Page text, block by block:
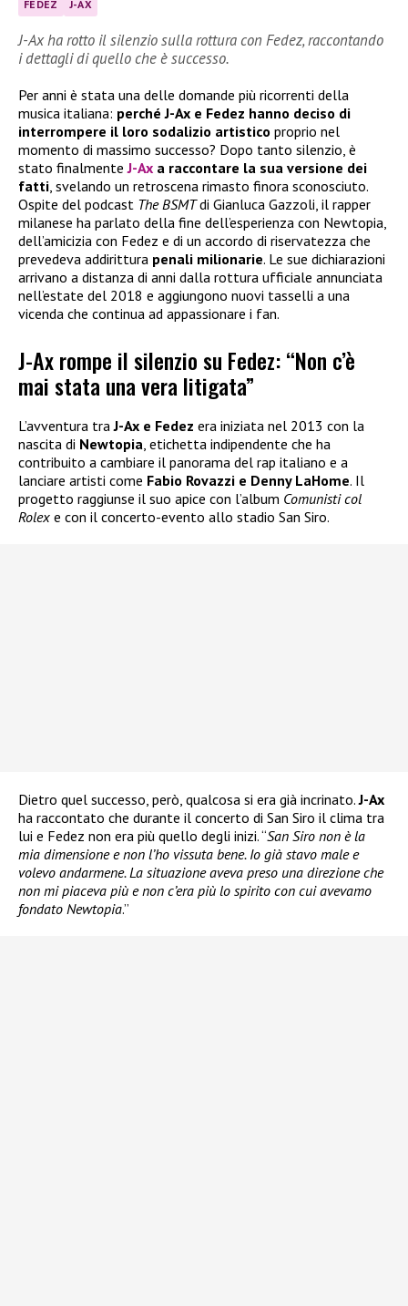
FEDEZ J-AX
J-Ax ha rotto il silenzio sulla rottura con Fedez, raccontando
i dettagli di quello che è successo.
Per anni è stata una delle domande più ricorrenti della
musica italiana: perché J-Ax e Fedez hanno deciso di
interrompere il loro sodalizio artistico proprio nel
momento di massimo successo? Dopo tanto silenzio, è
stato finalmenteJ-Ax a raccontare la sua versione dei
fatti, svelando un retroscena rimasto finora sconosciuto.
Ospite del podcast The BSMTdi Gianluca Gazzoli, il rapper
milanese ha parlato della fine dell’esperienza con Newtopia,
dell’amicizia con Fedez e di un accordo di riservatezza che
prevedeva addirittura penali milionarie. Le sue dichiarazioni
arrivano a distanza di anni dalla rottura ufficiale annunciata
nell’estate del 2018 e aggiungono nuovi tasselli a una
vicenda che continua ad appassionare i fan.
J-Ax rompe il silenzio su Fedez: “Non c’è
mai stata una vera litigata”
L’avventura traJ-Ax e Fedez era iniziata nel 2013 con la
nascita di Newtopia , etichetta indipendente che ha
contribuito a cambiare il panorama del rap italiano e a
lanciare artisti come Fabio Rovazzi e Denny LaHome. Il
progetto raggiunse il suo apice con l’album Comunisti col
Rolex e con il concerto-evento allo stadio San Siro.
Dietro quel successo, però, qualcosa si era già incrinato.J-Ax
ha raccontato che durante il concerto di San Siro il clima tra
lui e Fedez non era più quello degli inizi. “San Siro non è la
mia dimensione e non l’ho vissuta bene. Io già stavo male e
volevo andarmene. La situazione aveva preso una direzione che
non mi piaceva più e non c’era più lo spirito con cui avevamo
fondato Newtopia.”